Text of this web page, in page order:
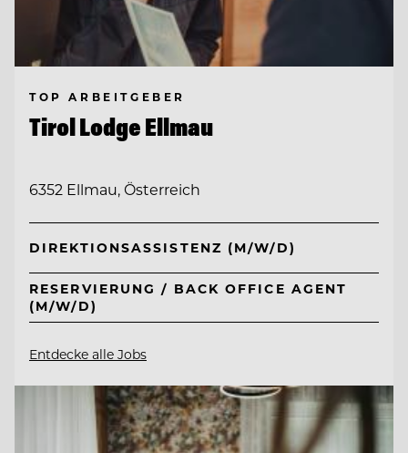
TOP ARBEITGEBER
Tirol Lodge Ellmau
6352 Ellmau, Österreich
DIREKTIONSASSISTENZ (M/W/D)
RESERVIERUNG / BACK OFFICE AGENT
(M/W/D)
Entdecke alle Jobs